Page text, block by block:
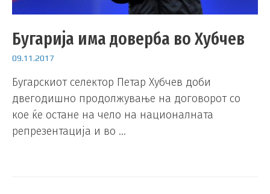
Бугарија има доверба во Хубчев
09.11.2017
Бугарскиот селектор Петар Хубчев доби
двегодишно продолжување на договорот со
кое ќе остане на чело на националната
репрезентација и во …